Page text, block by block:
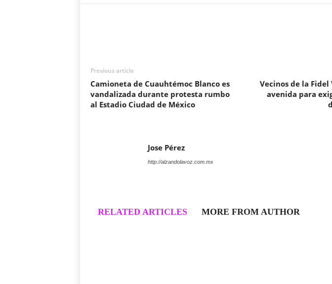
Previous article
Camioneta de Cuauhtémoc Blanco es
vandalizada durante protesta rumbo
al Estadio Ciudad de México
Vecinos de la
avenida para
Jose Pérez
http://alzandolavoz.com.mx
RELATED ARTICLES MORE FROM AUTHOR